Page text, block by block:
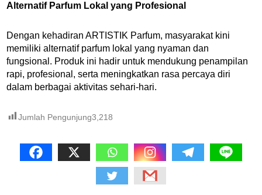
Alternatif Parfum Lokal yang Profesional
Dengan kehadiran ARTISTIK Parfum, masyarakat kini
memiliki alternatif parfum lokal yang nyaman dan
fungsional. Produk ini hadir untuk mendukung penampilan
rapi, profesional, serta meningkatkan rasa percaya diri
dalam berbagai aktivitas sehari-hari.
Jumlah Pengunjung3,218